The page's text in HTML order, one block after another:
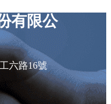
有限公
六路16號